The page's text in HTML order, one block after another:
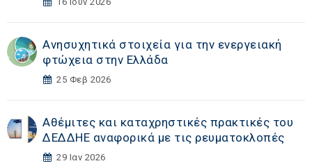
Ανησυχητικά στοιχεία για την ενεργειακή
φτώχεια στην Ελλάδα
25 Φεβ 2026
Αθέμιτες και καταχρηστικές πρακτικές του
ΔΕΔΔΗΕ αναφορικά με τις ρευματοκλοπές
29 Ιαν 2026